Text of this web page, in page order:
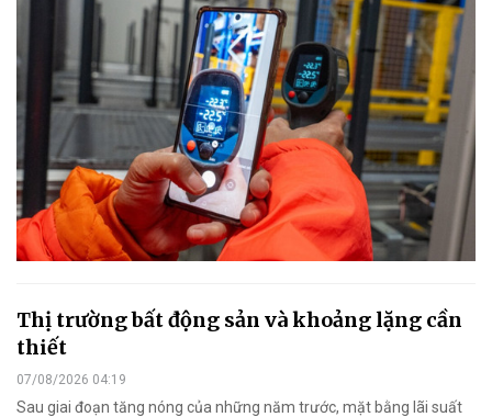
Thị trường bất động sản và khoảng lặng cần
thiết
07/08/2026 04:19
Sau giai đoạn tăng nóng của những năm trước, mặt bằng lãi suất